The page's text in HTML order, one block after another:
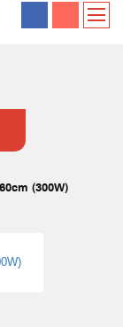
(300W)